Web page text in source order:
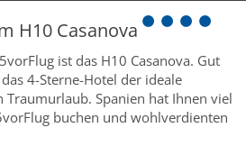
H10 Casanova
ist das H10 Casanova. Gut
4-Sterne-Hotel der ideale
Traumurlaub. Spanien hat Ihnen viel
buchen und wohlverdienten